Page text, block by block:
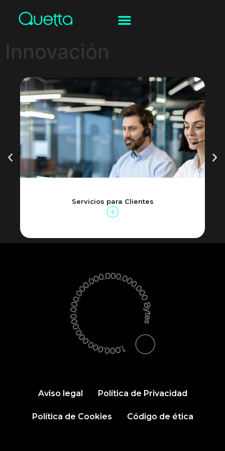
Innovación
Servicios para Clientes
Aviso legal Política de Privacidad
Política de Cookies Código de ética